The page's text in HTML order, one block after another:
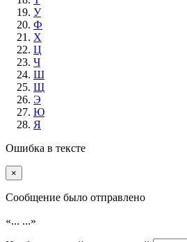
У
Ф
Х
Ц
Ч
Ш
Щ
Э
Ю
Я
Ошибка в тексте
×
Cообщение было отправлено
«... ...»